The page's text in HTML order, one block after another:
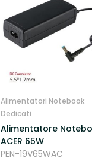
Alimentatori Notebook
Dedicati
Alimentatore
ACER 65W
PEN-19V65WAC